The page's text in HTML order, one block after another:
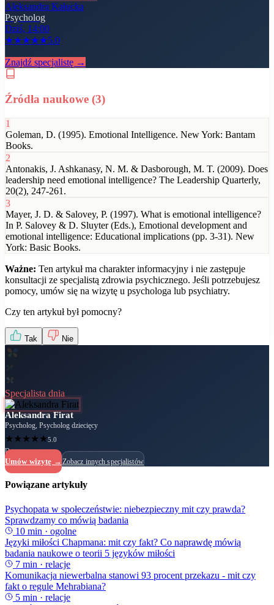
Aleksandra Kałucka
Psycholog
Dziś, 14:00
★★★★★5.0
Znajdź specjalistę →
Źródła naukowe (3)
1
Goleman, D. (1995). Emotional Intelligence. New York: Bantam
Books.
2
Antonakis, J. Ashkanasy, N. M. & Dasborough, M. T. (2009). Does
leadership need emotional intelligence? The Leadership Quarterly,
20(2), 247-261.
3
Mayer, J. D. & Salovey, P. (1997). What is emotional intelligence?
In P. Salovey & D. Sluyter (Eds.), Emotional development and
emotional intelligence: Educational implications (pp. 3-31). New
York: Basic Books.
Ważne: Ten artykuł ma charakter informacyjny i nie zastępuje
konsultacji ze specjalistą zdrowia psychicznego. Jeśli potrzebujesz
pomocy, umów się na wizytę u psychologa lub psychiatry.
Czy ten artykuł był pomocny?
Tak Nie
Specjalista dnia
Aleksandra Firat
Psycholog, Psycholog dziecięcy
★★★★★5.0
Dostępny
Umów wizytę → Zobacz innych specjalistów
Powiązane artykuły
Psychopata w społeczeństwie: niebezpieczny mit czy prawda?
Sprawdzamy co mówią badania
10 min · ogolne
Języki miłości Chapmana: mit czy fakt? Co naprawdę mówią
badania naukowe o teorii 5 języków miłości
7 min · relacje
Komunikacja niewerbalna stanowi 93 procent przekazu - mit czy
fakt o regule Mehrabiana?
5 min · relacje